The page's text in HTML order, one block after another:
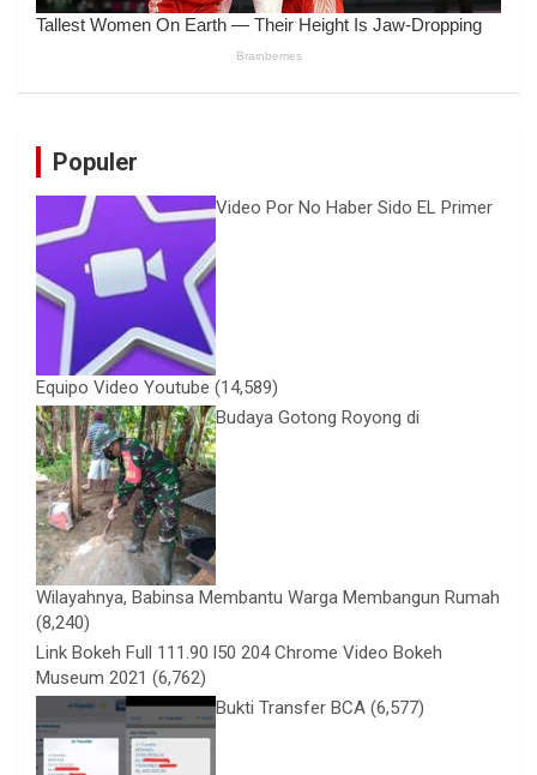
Populer
Video Por No Haber Sido EL Primer
Equipo Video Youtube (14,589)
Budaya Gotong Royong di
Wilayahnya, Babinsa Membantu Warga Membangun Rumah
(8,240)
Link Bokeh Full 111.90 l50 204 Chrome Video Bokeh
Museum 2021 (6,762)
Bukti Transfer BCA (6,577)